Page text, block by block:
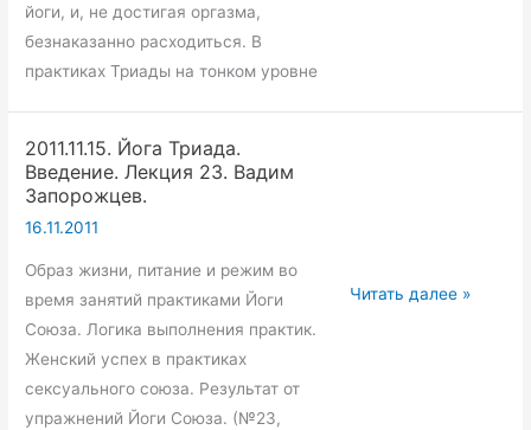
йоги, и, не достигая оргазма,
безнаказанно расходиться. В
практиках Триады на тонком уровне
2011.11.15. Йога Триада.
Введение. Лекция 23. Вадим
Запорожцев.
16.11.2011
Образ жизни, питание и режим во
время занятий практиками Йоги
Союза. Логика выполнения практик.
Женский успех в практиках
сексуального союза. Результат от
упражнений Йоги Союза. (№23,
2011.11.15.
Читать далее »